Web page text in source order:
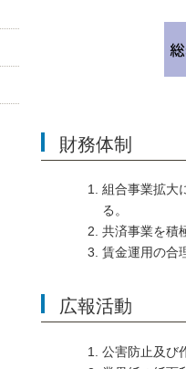
財務体制
組合事業拡大
る。
共済事業を積
賃金運用の合
広報活動
公害防止及び